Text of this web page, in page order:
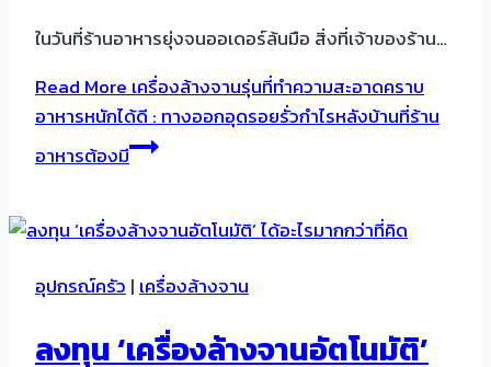
ในวันที่ร้านอาหารยุ่งจนออเดอร์ล้นมือ สิ่งที่เจ้าของร้าน…
Read More เครื่องล้างจานรุ่นที่ทำความสะอาดคราบ
อาหารหนักได้ดี : ทางออกอุดรอยรั่วกำไรหลังบ้านที่ร้าน
อาหารต้องมี
อุปกรณ์ครัว | เครื่องล้างจาน
ลงทุน ‘เครื่องล้างจานอัตโนมัติ’